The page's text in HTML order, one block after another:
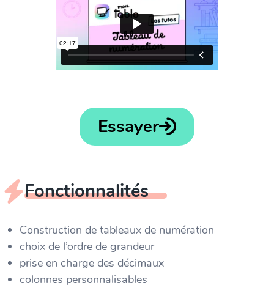
Essayer
Fonctionnalités
Construction de tableaux de numération
choix de l’ordre de grandeur
prise en charge des décimaux
colonnes personnalisables